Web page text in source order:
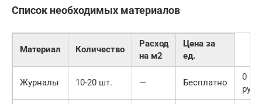
Список необходимых материалов
Материал Количество
Расход
на м2
Цена за
ед.
Журналы 10-20 шт. — Бесплатно
0
руб.